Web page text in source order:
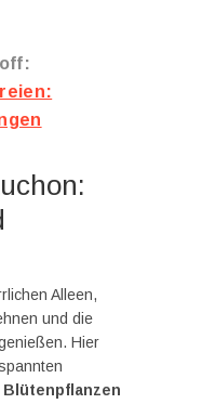
Alleen,
und die
Hier
Blütenpflanzen